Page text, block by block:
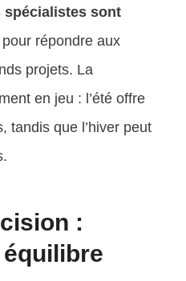
spécialistes sont
pour répondre aux
projets. La
en jeu : l’été offre
tandis que l’hiver peut
: